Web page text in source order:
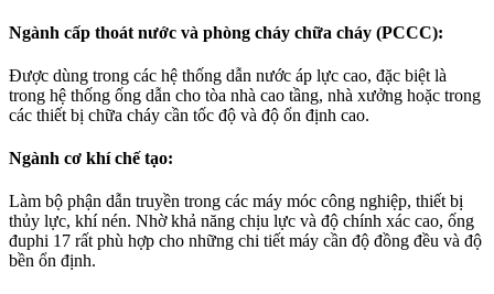
Ngành cấp thoát nước và phòng cháy chữa cháy (PCCC):
Được dùng trong các hệ thống dẫn nước áp lực cao, đặc biệt là
trong hệ thống ống dẫn cho tòa nhà cao tầng, nhà xưởng hoặc trong
các thiết bị chữa cháy cần tốc độ và độ ổn định cao.
Ngành cơ khí chế tạo:
Làm bộ phận dẫn truyền trong các máy móc công nghiệp, thiết bị
thủy lực, khí nén. Nhờ khả năng chịu lực và độ chính xác cao, ống
đuphi 17 rất phù hợp cho những chi tiết máy cần độ đồng đều và độ
bền ổn định.